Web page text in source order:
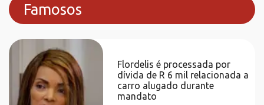
Famosos
Flordelis é processada por
dívida de R 6 mil relacionada a
carro alugado durante
mandato